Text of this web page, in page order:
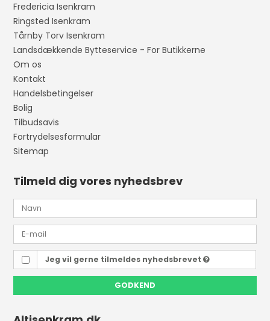
Fredericia Isenkram
Ringsted Isenkram
Tårnby Torv Isenkram
Landsdækkende Bytteservice - For Butikkerne
Om os
Kontakt
Handelsbetingelser
Bolig
Tilbudsavis
Fortrydelsesformular
Sitemap
Tilmeld dig vores nyhedsbrev
Jeg vil gerne tilmeldes nyhedsbrevet
GODKEND